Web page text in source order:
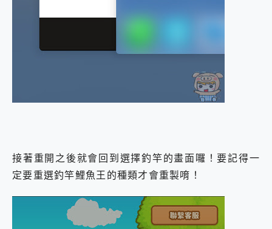
接著重開之後就會回到選擇釣竿的畫面囉！要記得一
定要重選釣竿鯉魚王的種類才會重製唷！